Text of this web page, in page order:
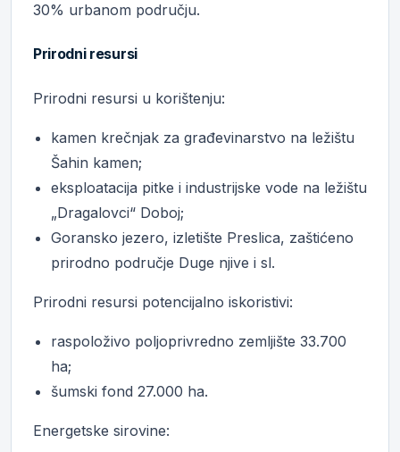
30% urbanom području.
Prirodni resursi
Prirodni resursi u korištenju:
kamen krečnjak za građevinarstvo na ležištu
Šahin kamen;
eksploatacija pitke i industrijske vode na ležištu
„Dragalovci“ Doboj;
Goransko jezero, izletište Preslica, zaštićeno
prirodno područje Duge njive i sl.
Prirodni resursi potencijalno iskoristivi:
raspoloživo poljoprivredno zemljište 33.700
ha;
šumski fond 27.000 ha.
Energetske sirovine: